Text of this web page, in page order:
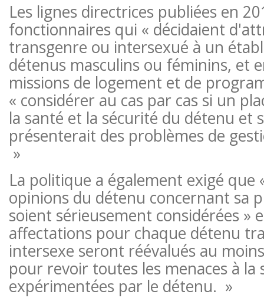
Les lignes directrices publiées en
fonctionnaires qui « décidaient
transgenre ou intersexué à un
détenus masculins ou féminins, et
missions de logement et de
« considérer au cas par cas si un
la santé et la sécurité du détenu et
présenterait des problèmes de
»
La politique a également exigé que
opinions du détenu concernant sa
soient sérieusement considérées »
affectations pour chaque détenu
intersexe seront réévalués au
pour revoir toutes les menaces à la
expérimentées par le détenu. »